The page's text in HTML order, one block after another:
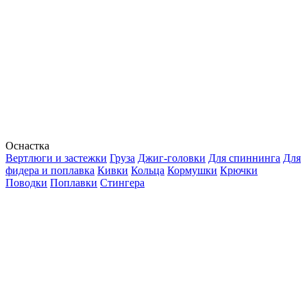
Оснастка
Вертлюги и застежки Груза Джиг-головки Для спиннинга Для
фидера и поплавка Кивки Кольца Кормушки Крючки
Поводки Поплавки Стингера